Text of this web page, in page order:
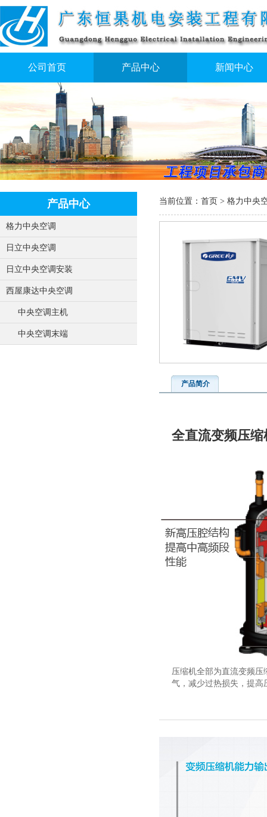
公司首页 产品中心 新闻中心
产品中心
格力中央空调
日立中央空调
日立中央空调安装
西屋康达中央空调
中央空调主机
中央空调末端
当前位置： 首页 > 格力中央
产品简介
全直流变频压缩
压缩机全部为直流变频
气，减少过热损失，提高